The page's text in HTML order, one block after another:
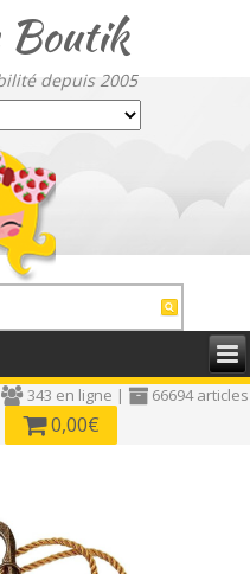
Boutik
depuis 2005
343 en ligne |
66694 articles
0,00€